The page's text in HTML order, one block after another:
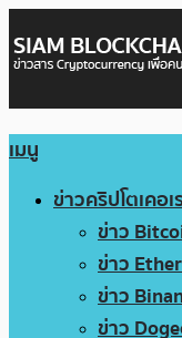
เมนู
ข่าวคริปโตเคอ
ข่าว
ข่าว
ข่าว
ข่าว